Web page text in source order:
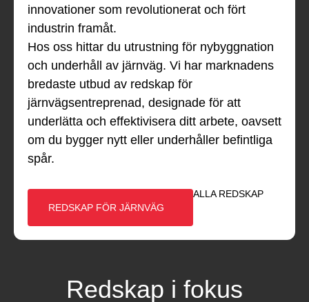
innovationer som revolutionerat och fört
industrin framåt.
Hos oss hittar du utrustning för nybyggnation
och underhåll av järnväg. Vi har marknadens
bredaste utbud av redskap för
järnvägsentreprenad, designade för att
underlätta och effektivisera ditt arbete, oavsett
om du bygger nytt eller underhåller befintliga
spår.
REDSKAP FÖR JÄRNVÄG
ALLA REDSKAP
Redskap i fokus